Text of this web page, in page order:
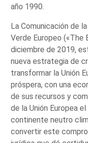
año 1990.
La Comunicación de
Verde Europeo («The
diciembre de 2019,
nueva estrategia de
transformar la Unión
próspera, con una
de sus recursos y
de la Unión Europea
continente neutro
convertir este